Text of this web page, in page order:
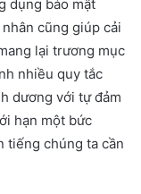
dụng bảo mật
cũng giúp cải
lại trương mục
nhiều quy tắc
dương với tự đảm
hạn một bức
tiếng chúng ta cần